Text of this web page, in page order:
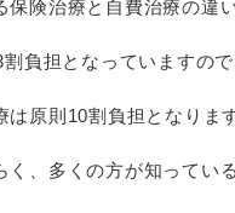
保険治療と自費治療の違
負担となっていますの
は原則10割負担となりま
く、多くの方が知ってい